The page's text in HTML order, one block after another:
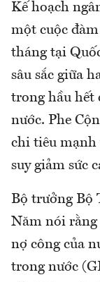
Kế hoạch
một cuộc
tháng tại
sâu sắc giữa
trong hầu hết
nước. Phe
chi tiêu mạnh
suy giảm sức
Bộ trưởng Bộ
Năm nói rằng
nợ công của
trong nước